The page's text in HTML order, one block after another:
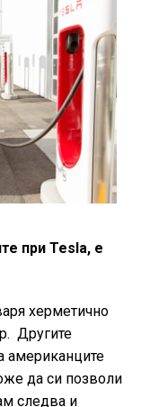
при Tesla, е
херметично
Другите
американците
да си позволи
следва и